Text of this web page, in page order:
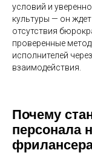
условий и
культуры — он
отсутствия
проверенные
исполнителей
взаимодействия.
Почему
персонала